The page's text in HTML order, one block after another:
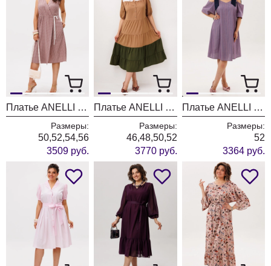
Платье ANELLI LAUREL 1708-1 соя
Размеры:
50,52,54,56
3509 руб.
Платье ANELLI LAUREL 1847 овсяное печенье
Размеры:
46,48,50,52
3770 руб.
Платье ANELLI LAUREL 1820 синий бант
Размеры:
52
3364 руб.